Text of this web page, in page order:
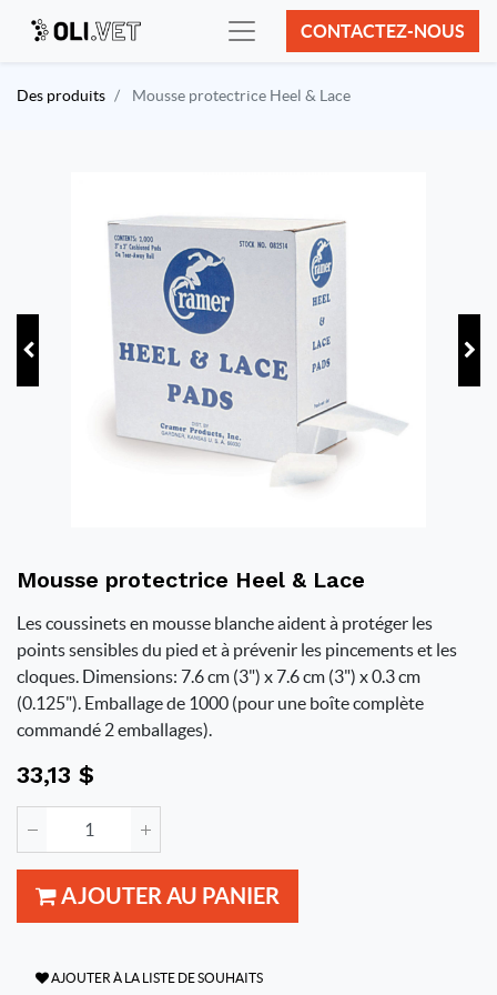
CONTACTEZ-NOUS
Des produits Mousse protectrice Heel & Lace
Mousse protectrice Heel & Lace
Les coussinets en mousse blanche aident à protéger les
points sensibles du pied et à prévenir les pincements et les
cloques. Dimensions: 7.6 cm (3") x 7.6 cm (3") x 0.3 cm
(0.125"). Emballage de 1000 (pour une boîte complète
commandé 2 emballages).
33,13 $
AJOUTER AU PANIER
AJOUTER À LA LISTE DE SOUHAITS